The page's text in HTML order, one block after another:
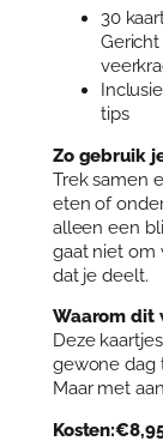
e
r
s
)
a
a
t
a
l
30
tips
Zo gebruik
Trek samen
eten of
alleen een
gaat niet om
dat je deelt.
Waarom dit
Deze
gewone dag
Maar met